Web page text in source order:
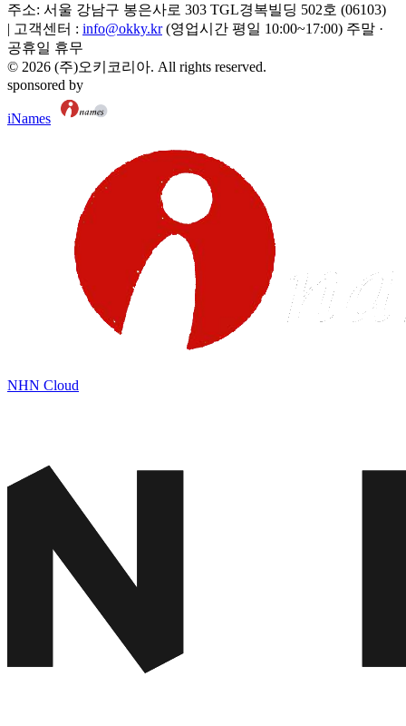
주소: 서울 강남구 봉은사로 303 TGL경복빌딩 502호 (06103)
| 고객센터 : info@okky.kr (영업시간 평일 10:00~17:00) 주말 ·
공휴일 휴무
© 2026 (주)오키코리아. All rights reserved.
sponsored by
iNames
NHN Cloud